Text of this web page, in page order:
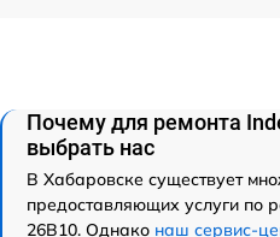
Почему для ремонта
выбрать нас
В Хабаровске существует
предоставляющих услуги по
26B10. Однако наш сервис-